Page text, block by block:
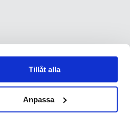
Tillåt alla
Anpassa